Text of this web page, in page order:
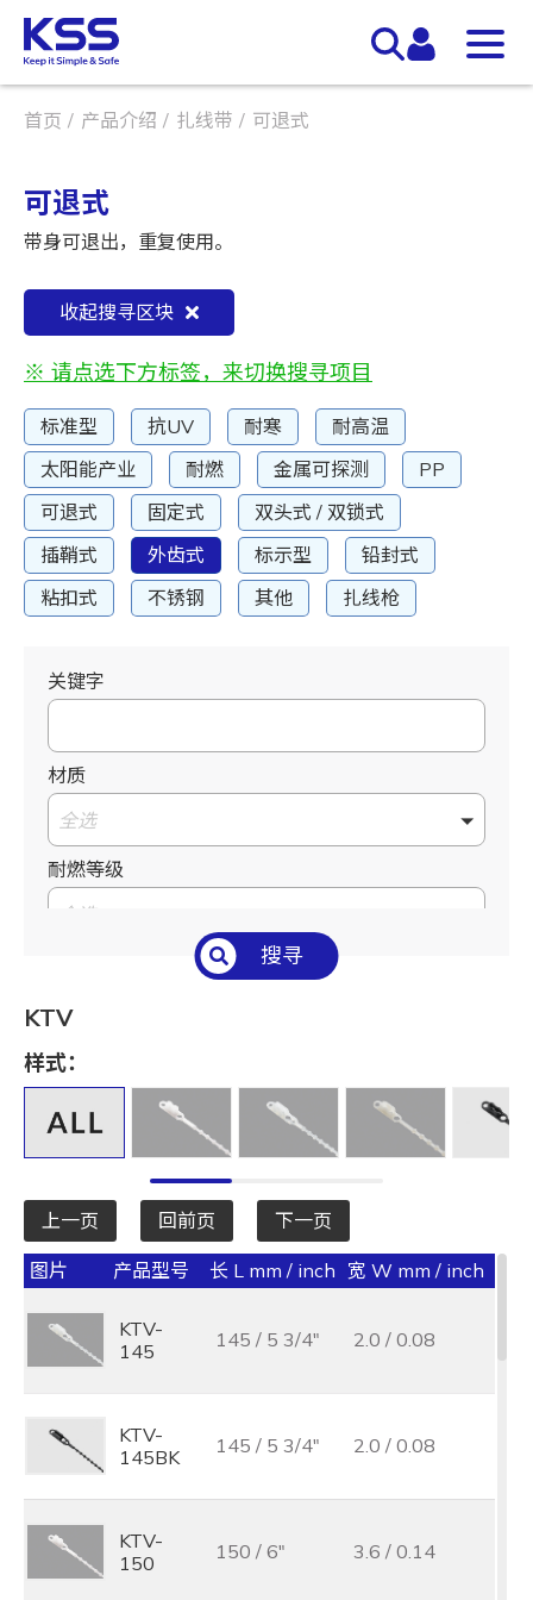
首页 产品介绍 扎线带 可退式
可退式
带身可退出，重复使用。
收起搜寻区块
※ 请点选下方标签，来切换搜寻项目
标准型 抗UV 耐寒
耐高温
太阳能产业
耐燃 金属可探测
PP
可退式
固定式
双头式 / 双锁式
插鞘式
外齿式 标示型
铅封式
粘扣式
不锈钢 其他 扎线枪
关键字
材质
全选
耐燃等级
全选
全选
长 L mm / inch
宽 W mm / inch
全选
承受力 lbs/kgf/N
全选
最大束线径 (mm)
基板孔径 (mm)
全选
基板厚度 (mm)
全选
搜寻
KTV
样式：
上一页 回前页 下一页
图片 产品型号 长 L mm / inch 宽 W mm / inch
KTV-
145
145 / 5 3/4" 2.0 / 0.08
KTV-
145BK
145 / 5 3/4" 2.0 / 0.08
KTV-
150
150 / 6" 3.6 / 0.14